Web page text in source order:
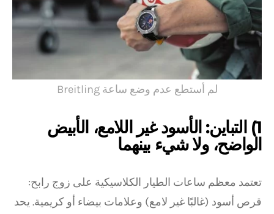
لم أستطع عدم وضع ساعة Breitling
1) التباين: الأسود غير اللامع، الأبيض
الواضح، ولا شيء بينهما
تعتمد معظم ساعات الطيار الكلاسيكية على زوج رابح:
قرص أسود (غالبًا غير لامع) وعلامات بيضاء أو كريمية. يحد